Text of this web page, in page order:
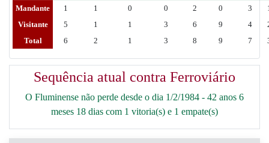
Mandante 1 1 0 0 2 0 3
Visitante
5 1 1 3 6 9 4
Total
6 2 1 3 8 9 7
Sequência atual contra Ferroviário
O Fluminense não perde desde o dia 1/2/1984 - 42 anos 6
meses 18 dias com 1 vitoria(s) e 1 empate(s)